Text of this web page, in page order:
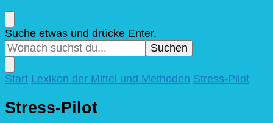
Suchst
du
nach
etwas?
Suche etwas und drücke Enter.
Start Lexikon der Mittel und Methoden Stress-Pilot
Stress-Pilot